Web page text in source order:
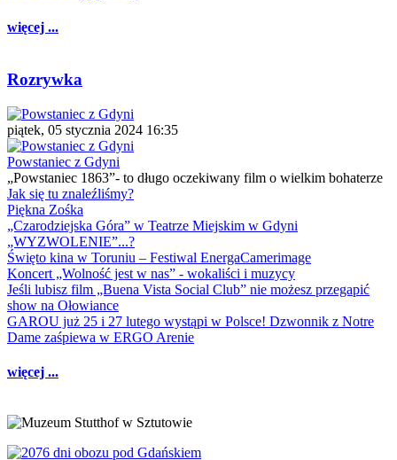
więcej ...
Rozrywka
piątek, 05 stycznia 2024 16:35
Powstaniec z Gdyni
„Powstaniec 1863”- to długo oczekiwany film o wielkim bohaterze
Jak się tu znaleźliśmy?
Piękna Zośka
„Czarodziejska Góra” w Teatrze Miejskim w Gdyni
„WYZWOLENIE”...?
Święto kina w Toruniu – Festiwal EnergaCamerimage
Koncert „Wolność jest w nas” - wokaliści i muzycy
Jeśli lubisz film „Buena Vista Social Club” nie możesz przegapić
show na Ołowiance
GAROU już 25 i 27 lutego wystąpi w Polsce! Dzwonnik z Notre
Dame zaśpiewa w ERGO Arenie
więcej ...